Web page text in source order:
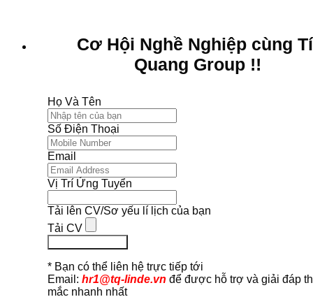
Cơ Hội Nghề Nghiệp cùng
Quang Group !!
Họ Và Tên
Số Điện Thoại
Email
Vị Trí Ứng Tuyển
Tải lên CV/Sơ yếu lí lịch của bạn
Tải CV
* Bạn có thể liên hệ trực tiếp tới
Email: hr1@tq-linde.vn để được hỗ trợ và giải đáp
mắc nhanh nhất